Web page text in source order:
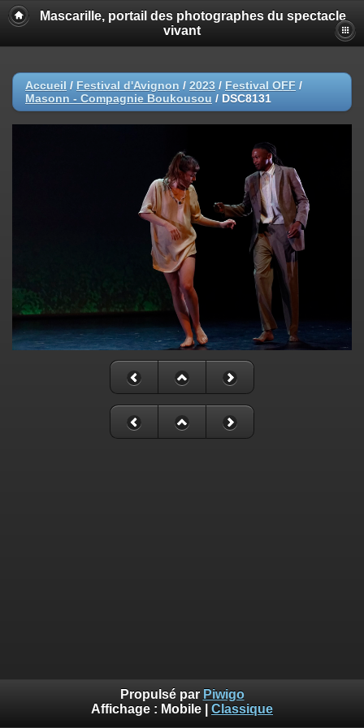
Mascarille, portail des photographes du spectacle
vivant
Accueil / Festival d'Avignon / 2023 / Festival OFF /
Masonn - Compagnie Boukousou / DSC8131
Propulsé par Piwigo
Affichage : Mobile Classique